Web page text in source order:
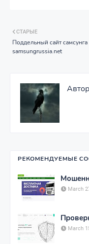
СТАРЫЕ
Поддельный сайт самсунга
samsungrussia.net
РЕКОМЕНДУЕМЫЕ
March
March